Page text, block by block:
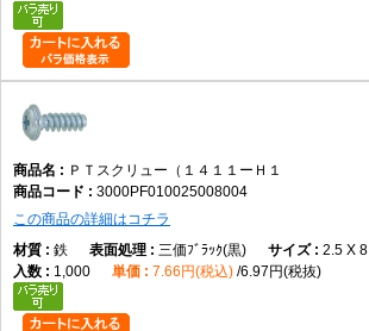
ＰＴスクリュー（１４１１ーＨ１
3000PF010025008004
この商品の詳細はコチラ
鉄
三価ﾌﾞﾗｯｸ(黒) 2.5 X 8
1,000
7.66円(税込) 6.97円(税抜)